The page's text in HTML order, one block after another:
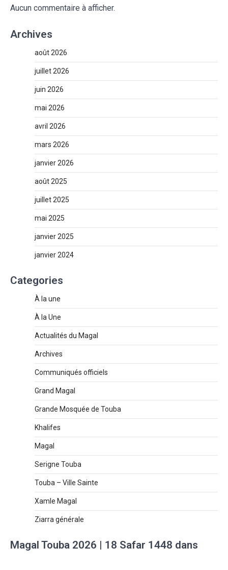
Aucun commentaire à afficher.
Archives
août 2026
juillet 2026
juin 2026
mai 2026
avril 2026
mars 2026
janvier 2026
août 2025
juillet 2025
mai 2025
janvier 2025
janvier 2024
Categories
À la une
À la Une
Actualités du Magal
Archives
Communiqués officiels
Grand Magal
Grande Mosquée de Touba
Khalifes
Magal
Serigne Touba
Touba – Ville Sainte
Xamle Magal
Ziarra générale
Magal Touba 2026 | 18 Safar 1448 dans